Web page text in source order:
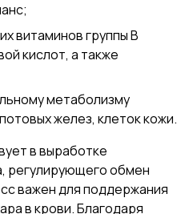
витаминов группы В
кислот, а также
метаболизму
желез, клеток кожи.
в выработке
регулирующего обмен
важен для поддержания
в крови. Благодаря